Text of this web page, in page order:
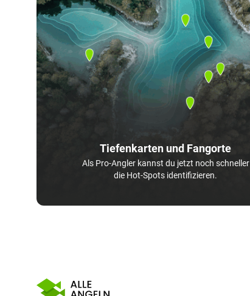
Tiefenkarten und Fangorte
Als Pro-Angler kannst du jetzt noch schneller
die Hot-Spots identifizieren.